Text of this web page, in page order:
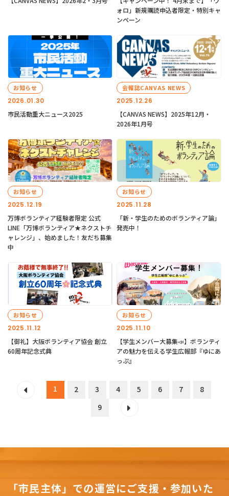
ォロ」新規購読申込者限定・特別キャ
ンペーン
2026.01.30
お知らせ
市民活動重大ニュース2025
2025.12.26
会報誌CANVAS NEWS
【CANVAS NEWS】2025年12月・
2026年1月号
2025.12.19
お知らせ
万博ボランティア経験者限定 公式
LINE「万博ボランティア★ネクストチ
ャレンジ」、始めました！友だち募集
中
2025.11.28
お知らせ
「新・学生のためのボランティア論」
発売中！
2025.11.12
お知らせ
【御礼】大阪ボランティア協会 創立
60周年記念式典
2025.11.10
お知らせ
【学生メンバー大募集📣】ボランティ
アの魅力を伝える学生広報部『ゆにあ
っぷ』
1 2 3 4 5 6 7
8
9
「市民主体」での運営にご支援・参加いた